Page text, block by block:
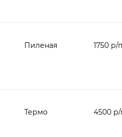
Пиленая 1750 р/
Термо 4500